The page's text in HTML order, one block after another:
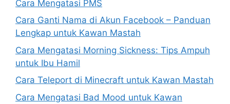
Cara Mengatasi PMS
Cara Ganti Nama di Akun Facebook – Panduan
Lengkap untuk Kawan Mastah
Cara Mengatasi Morning Sickness: Tips Ampuh
untuk Ibu Hamil
Cara Teleport di Minecraft untuk Kawan Mastah
Cara Mengatasi Bad Mood untuk Kawan